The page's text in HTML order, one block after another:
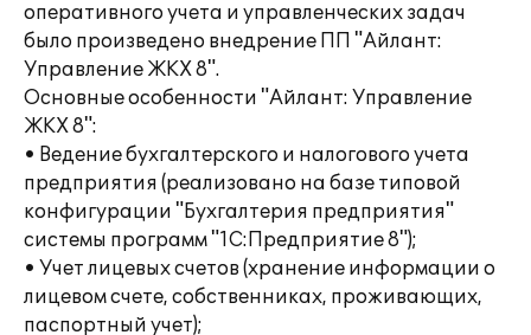
оперативного учета и управленческих задач
было произведено внедрение ПП "Айлант:
Управление ЖКХ 8".
Основные особенности "Айлант: Управление
ЖКХ 8":
• Ведение бухгалтерского и налогового учета
предприятия (реализовано на базе типовой
конфигурации "Бухгалтерия предприятия"
системы программ "1С:Предприятие 8");
• Учет лицевых счетов (хранение информации о
лицевом счете, собственниках, проживающих,
паспортный учет);